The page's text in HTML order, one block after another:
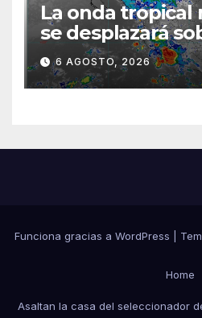
La onda tropical
se desplazará
sureste
6 AGOSTO, 2026
Funciona gracias a WordPress
Home
Asaltan la casa del seleccionador